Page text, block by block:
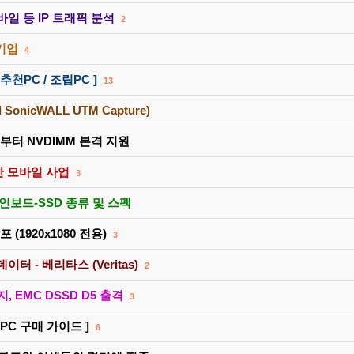
일 등 IP 트래픽 분석 2
업 4
천PC / 조립PC ] 13
SonicWALL UTM Capture)
터 NVDIMM 본격 지원
모바일 사업 3
보드-SSD 종류 및 스펙
(1920x1080 전용) 3
이터 - 베리타스 (Veritas) 2
, EMC DSSD D5 출격 3
구매 가이드 ] 6